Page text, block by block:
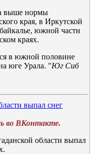
выше нормы
края, в Иркутской
южной части
краях.
в южной половине
юге Урала. "Юг Сиб
выпал снег
во ВКонтакте.
области выпал